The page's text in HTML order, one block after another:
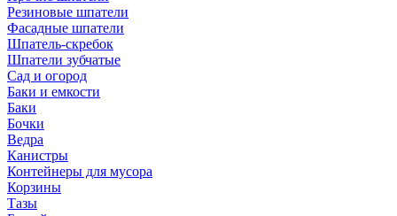
Резиновые шпатели
Фасадные шпатели
Шпатель-скребок
Шпатели зубчатые
Сад и огород
Баки и емкости
Баки
Бочки
Ведра
Канистры
Контейнеры для мусора
Корзины
Тазы